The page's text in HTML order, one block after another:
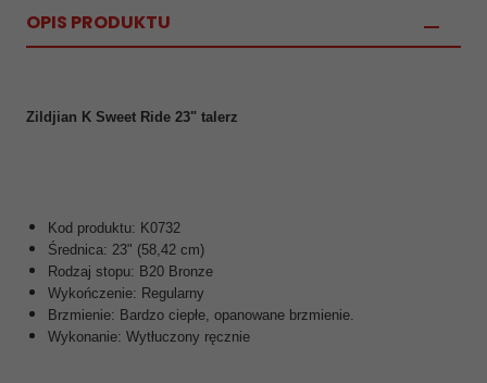
OPIS PRODUKTU
Zildjian K Sweet Ride 23" talerz
Kod produktu: K0732
Średnica: 23" (58,42 cm)
Rodzaj stopu: B20 Bronze
Wykończenie: Regularny
Brzmienie: Bardzo ciepłe, opanowane brzmienie.
Wykonanie: Wytłuczony ręcznie